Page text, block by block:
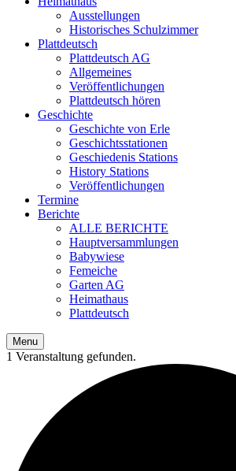
Ausstellungen
Historisches Schulzimmer
Plattdeutsch
Plattdeutsch AG
Allgemeines
Veröffentlichungen
Plattdeutsch hören
Geschichte
Geschichte von Erle
Geschichtsstationen
Geschiedenis Stations
History Stations
Veröffentlichungen
Termine
Berichte
ALLE BERICHTE
Hauptversammlungen
Babywiese
Femeiche
Garten AG
Heimathaus
Plattdeutsch
Menu
1 Veranstaltung gefunden.